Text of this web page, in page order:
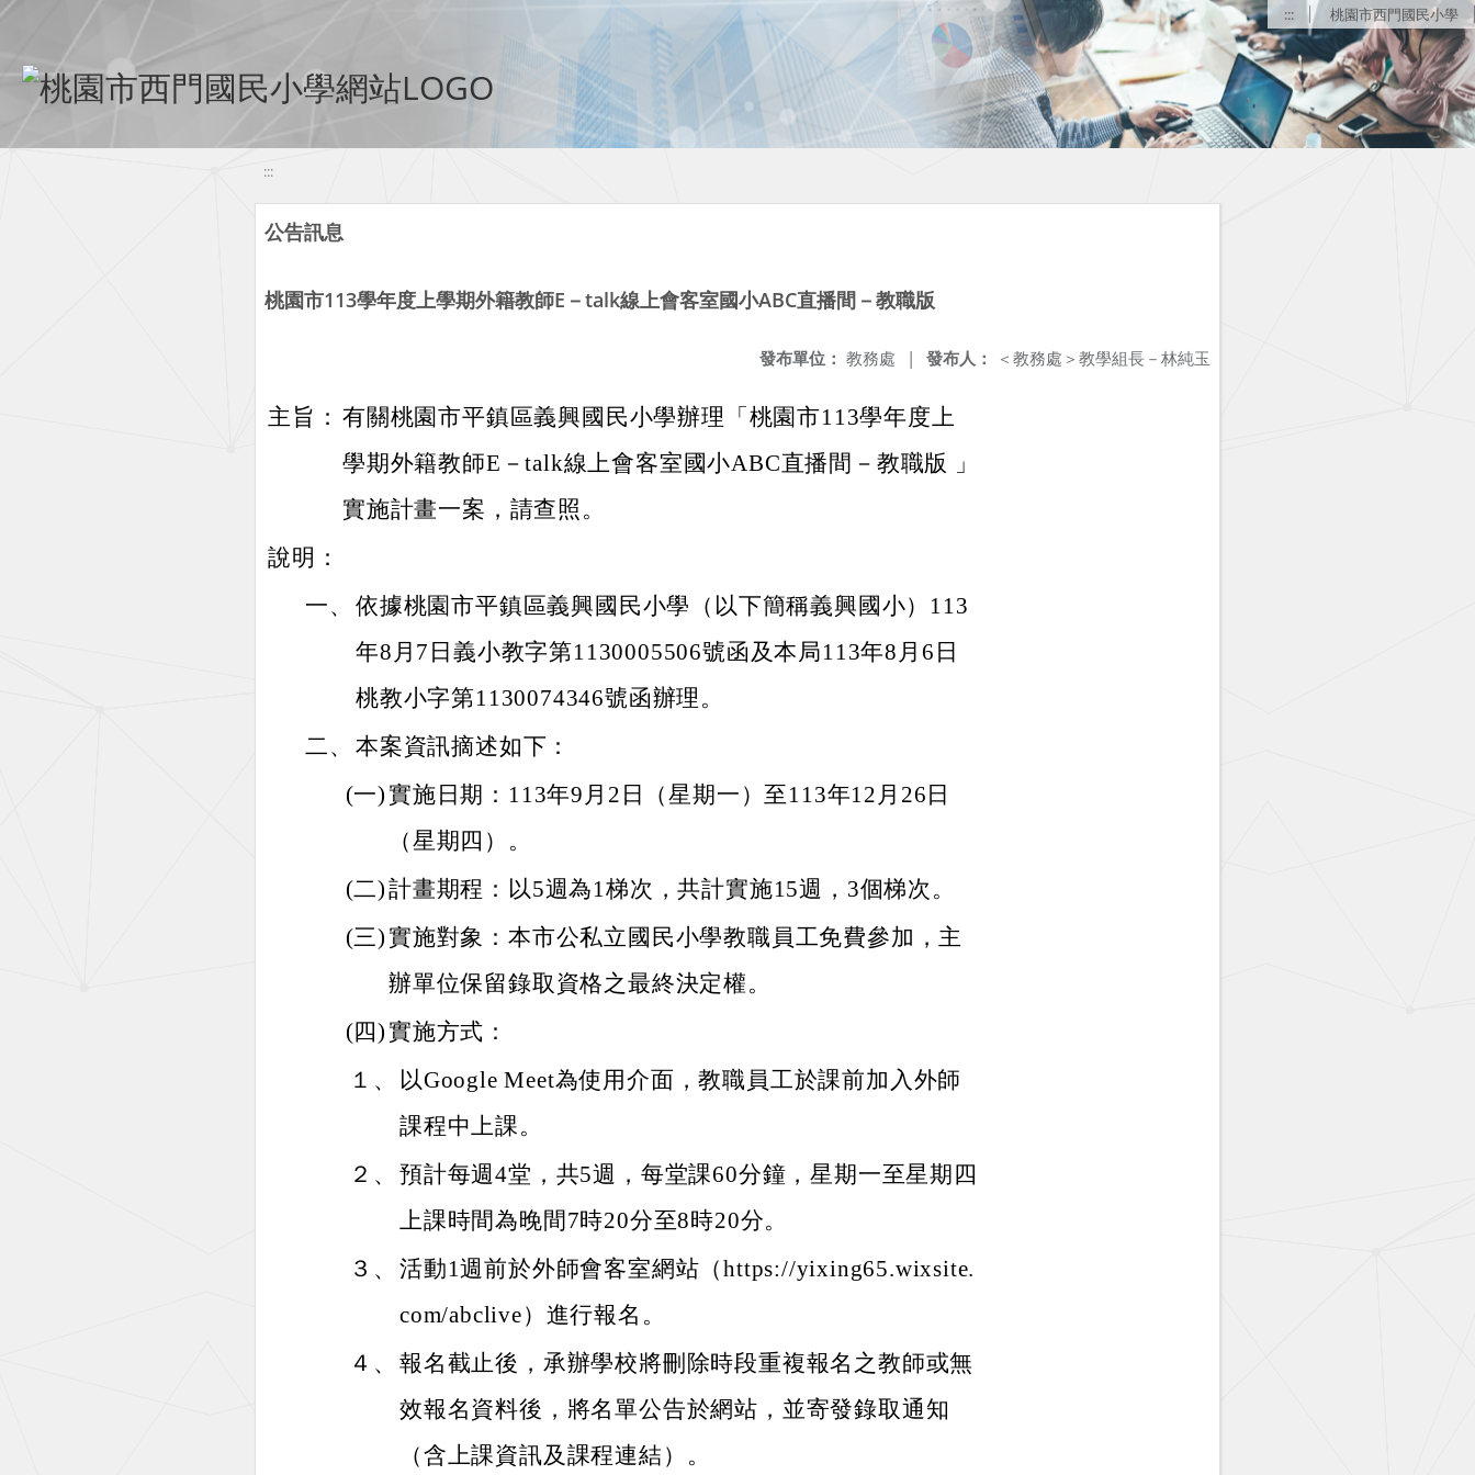
移至網頁之主要內容區位置 ::: 桃園市西門國民小學
:::
公告訊息
桃園市113學年度上學期外籍教師E－talk線上會客室國小ABC直播間－教職版
發布人： ＜教務處＞教學組長－林純玉
發布單位： 教務處 |
主旨： 有關桃園市平鎮區義興國民小學辦理「桃園市113學年度上
學期外籍教師E－talk線上會客室國小ABC直播間－教職版 」
實施計畫一案，請查照。
說明：
一、 依據桃園市平鎮區義興國民小學（以下簡稱義興國小）113
年8月7日義小教字第1130005506號函及本局113年8月6日
桃教小字第1130074346號函辦理。
二、 本案資訊摘述如下：
(一)實施日期：113年9月2日（星期一）至113年12月26日
（星期四）。
(二)計畫期程：以5週為1梯次，共計實施15週，3個梯次。
(三)實施對象：本市公私立國民小學教職員工免費參加，主
辦單位保留錄取資格之最終決定權。
(四)實施方式：
１、
以Google Meet為使用介面，教職員工於課前加入外師
課程中上課。
２、 預計每週4堂，共5週，每堂課60分鐘，星期一至星期四
上課時間為晚間7時20分至8時20分。
３、 活動1週前於外師會客室網站（https://yixing65.wixsite.
com/abclive）進行報名。
４、 報名截止後，承辦學校將刪除時段重複報名之教師或無
效報名資料後，將名單公告於網站，並寄發錄取通知
（含上課資訊及課程連結）。